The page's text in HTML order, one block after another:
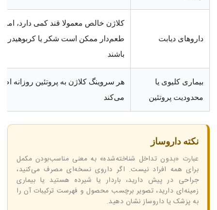
داروهای دیابت
کلاژن خالص معمولا قند کمی دارد،
طعم‌دار ممکن است شکر یا
باشند
بیماری کلیوی یا
محدودیت پروتئین
هر سروینگ کلاژن به پروتئین روزانه
می‌کند
نکته داروساز
عبارت «بدون تداخل شناخته‌شده» به معنی مناسب‌بودن مکمل
برای همه افراد نیست. اگر داروی نسخه‌ای مصرف می‌کنید،
جراحی در پیش دارید، باردار یا شیرده هستید یا بیماری
زمینه‌ای دارید، تصویر برچسب محصول و فهرست ترکیبات آن را
به پزشک یا داروساز نشان دهید.